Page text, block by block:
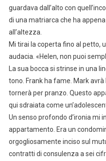
guardava dall’alto con
di una matriarca che ha
all’altezza.
Mi tirai la coperta fino al petto,
audacia. «Helen, non puoi
La sua bocca si strinse in una
tono. Frank ha fame. Mark
tornerà per pranzo. Questo
qui sdraiata come
Un senso profondo d’ironia mi
appartamento. Era un
orgogliosamente inciso sul
contratti di consulenza a sei